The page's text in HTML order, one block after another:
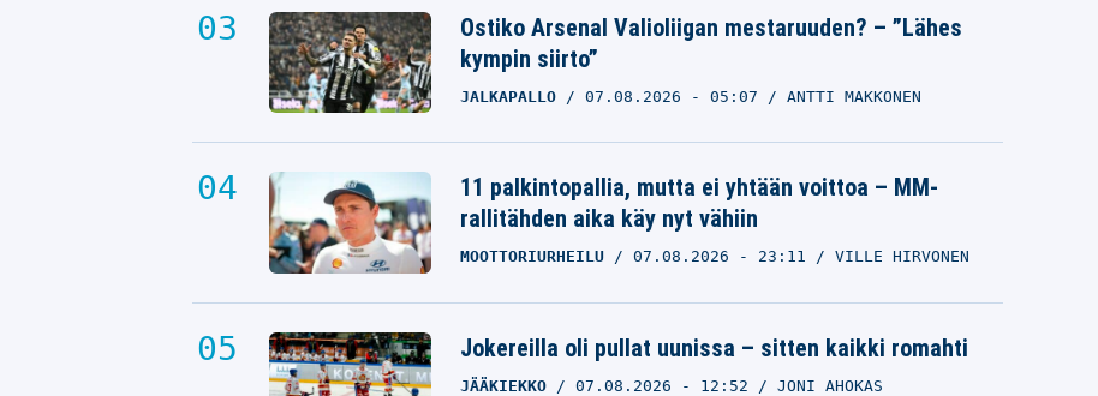
Ostiko Arsenal Valioliigan mestaruuden? – ”Lähes
kympin siirto”
JALKAPALLO 07.08.2026 - 05:07 ANTTI MAKKONEN
11 palkintopallia, mutta ei yhtään voittoa – MM-
rallitähden aika käy nyt vähiin
MOOTTORIURHEILU 07.08.2026 - 23:11 VILLE HIRVONEN
Jokereilla oli pullat uunissa – sitten kaikki romahti
JÄÄKIEKKO 07.08.2026 - 12:52 JONI AHOKAS